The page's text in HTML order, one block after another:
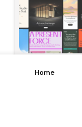
새
불
• 실시간으로
◦
하지만
록 구성
있다.
• 하지만
1. Framer
[Framer] 1.
Home